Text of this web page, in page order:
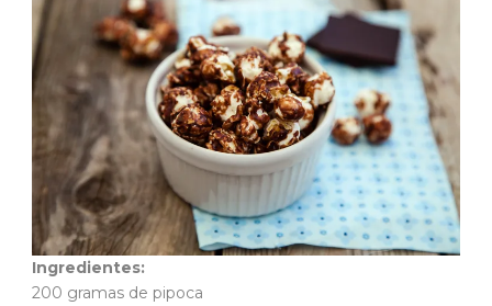
Ingredientes:
200 gramas de pipoca